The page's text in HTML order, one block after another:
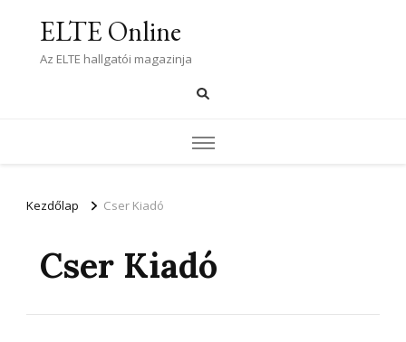
ELTE Online
Az ELTE hallgatói magazinja
Kezdőlap Cser Kiadó
Cser Kiadó